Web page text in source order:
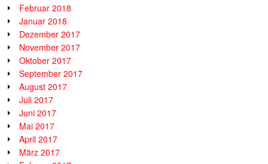
Februar 2018
Januar 2018
Dezember 2017
November 2017
Oktober 2017
September 2017
August 2017
Juli 2017
Juni 2017
Mai 2017
April 2017
März 2017